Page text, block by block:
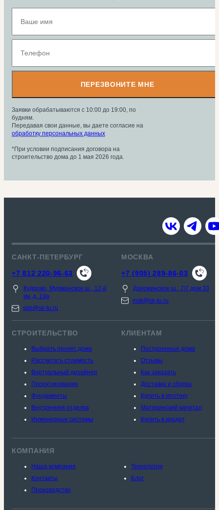
ПЕРЕЗВОНИТЕ МНЕ
Заявки обрабатываются с 10:00 до 19:00, по
будням.
Передавая свои данные, вы даете согласие на
обработку персональных данных
*При условии подписания договора на
строительство дома до 1 мая 2026 года.
САНКТ-ПЕТЕРБУРГ
+7 812 220-96-63
Кудрово, Мурманское ш., 12-й
км, д. 19a
spb@sk-tu.ru
МОСКВА
+7 (905) 289-86-03
Дзержинское ш., 7/7 дом 33
msk@sk-tu.ru
СТРОИТЕЛЬСТВО
Выбрать проект дома
Рассчитать стоимость
Виртуальный дизайнер
Проектирование
Фундаменты
Внутренняя отделка
Инженерные системы
КЛИЕНТАМ
Построенные дома
Отзывы
Как заказать
Доставка и сборка
Купить в ипотеку
Материнский капитал
Купить в кредит
КОМПАНИЯ
Наша компания
Контакты
Производство
Технологии
Блог